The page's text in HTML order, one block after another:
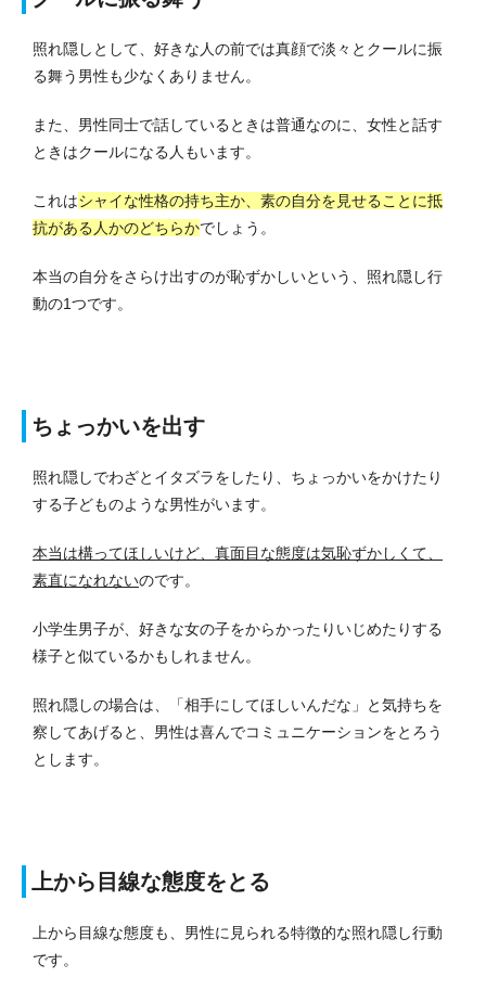
照れ隠しとして、好きな人の前では真顔で淡々とクールに振
る舞う男性も少なくありません。
また、男性同士で話しているときは普通なのに、女性と話す
ときはクールになる人もいます。
これはシャイな性格の持ち主か、素の自分を見せることに抵
抗がある人かのどちらかでしょう。
本当の自分をさらけ出すのが恥ずかしいという、照れ隠し行
動の1つです。
ちょっかいを出す
照れ隠しでわざとイタズラをしたり、ちょっかいをかけたり
する子どものような男性がいます。
本当は構ってほしいけど、真面目な態度は気恥ずかしくて、
素直になれないのです。
小学生男子が、好きな女の子をからかったりいじめたりする
様子と似ているかもしれません。
照れ隠しの場合は、「相手にしてほしいんだな」と気持ちを
察してあげると、男性は喜んでコミュニケーションをとろう
とします。
上から目線な態度をとる
上から目線な態度も、男性に見られる特徴的な照れ隠し行動
です。